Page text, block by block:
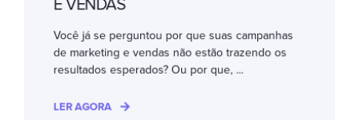
E VENDAS
Você já se perguntou por que suas campanhas
de marketing e vendas não estão trazendo os
resultados esperados? Ou por que, ...
LER AGORA